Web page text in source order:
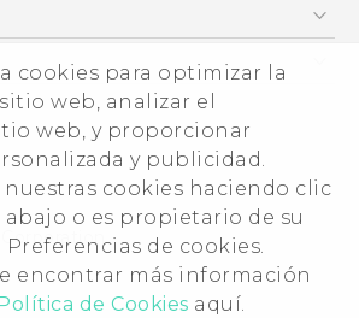
cookies para optimizar la
web, analizar el
web, y proporcionar
y publicidad.
nuestras cookies haciendo clic
o es propietario de su
de cookies.
encontrar más información
de Cookies aquí.